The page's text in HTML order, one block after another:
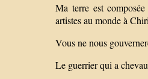
Ma terre est
artistes au monde à
Vous ne nous
Le guerrier qui a